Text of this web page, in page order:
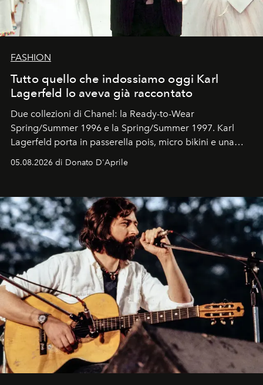
FASHION
Tutto quello che indossiamo oggi Karl
Lagerfeld lo aveva già raccontato
Due collezioni di Chanel: la Ready-to-Wear
Spring/Summer 1996 e la Spring/Summer 1997. Karl
Lagerfeld porta in passerella pois, micro bikini e una
Kate, Claudia e Carla una dietro l'altra. Trent'anni dopo,
uno dei documenti più contemporanei che abbiamo.
05.08.2026 di Donato D'Aprile